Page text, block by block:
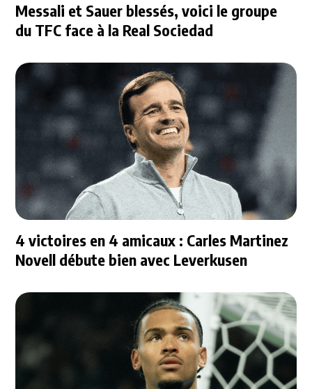
Messali et Sauer blessés, voici le groupe
du TFC face à la Real Sociedad
4 victoires en 4 amicaux : Carles Martinez
Novell débute bien avec Leverkusen